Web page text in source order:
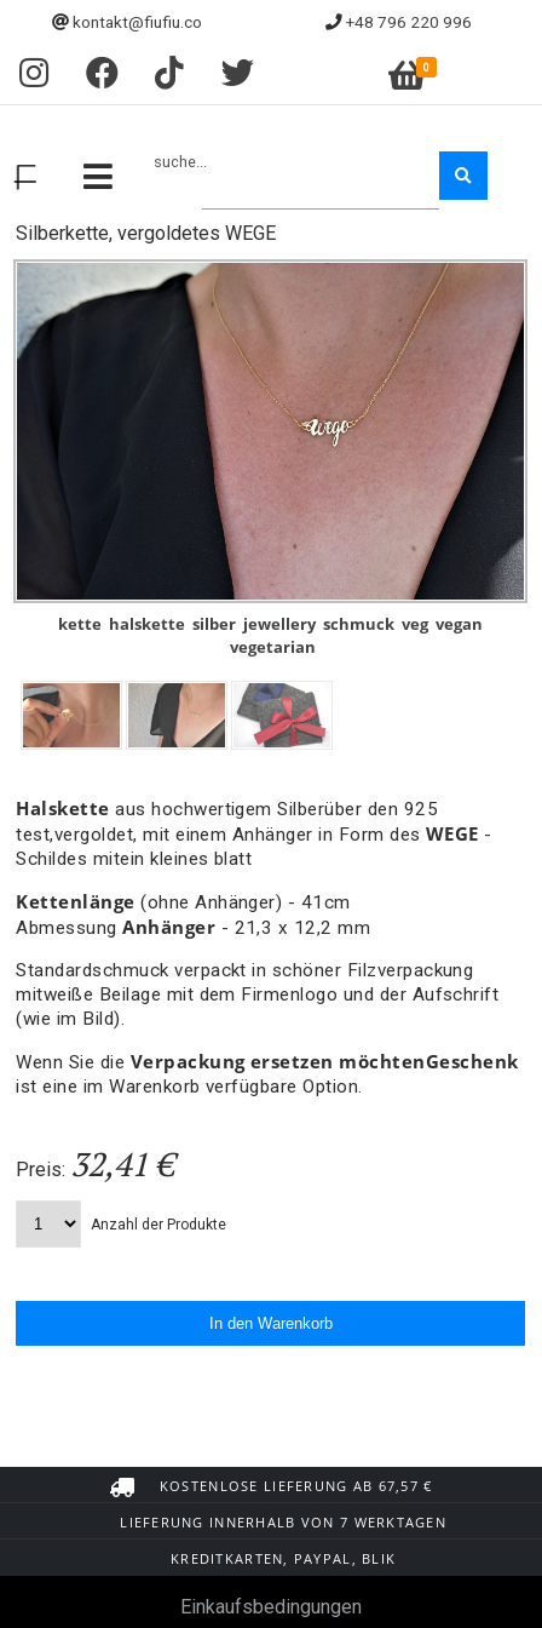
kontakt@fiufiu.co +48 796 220 996
0
suche...
Silberkette, vergoldetes WEGE
kette halskette silber jewellery schmuck veg vegan
vegetarian
Halsketteaus hochwertigem Silberüber den 925
test,vergoldet, mit einem Anhänger in Form des WEGE -
Schildes mitein kleines blatt
Kettenlänge(ohne Anhänger) - 41cm
AbmessungAnhänger - 21,3 x 12,2 mm
Standardschmuck verpackt in schöner Filzverpackung
mitweiße Beilage mit dem Firmenlogo und der Aufschrift
(wie im Bild).
Wenn Sie die Verpackung ersetzen möchtenGeschenk
ist eine im Warenkorb verfügbare Option.
Preis: 32,41 €
Anzahl der Produkte
KOSTENLOSE LIEFERUNG AB 67,57 €
LIEFERUNG INNERHALB VON 7 WERKTAGEN
KREDITKARTEN, PAYPAL, BLIK
Einkaufsbedingungen